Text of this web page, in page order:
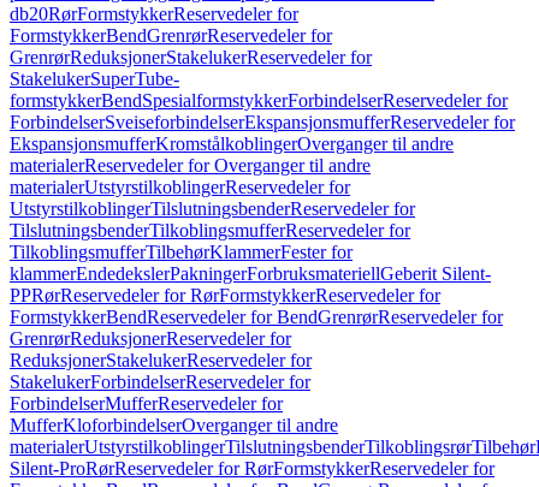
db20RørFormstykkerReservedeler for
FormstykkerBendGrenrørReservedeler for
GrenrørReduksjonerStakelukerReservedeler for
StakelukerSuperTube-
formstykkerBendSpesialformstykkerForbindelserReservedeler for
ForbindelserSveiseforbindelserEkspansjonsmufferReservedeler for
EkspansjonsmufferKromstålkoblingerOverganger til andre
materialerReservedeler for Overganger til andre
materialerUtstyrstilkoblingerReservedeler for
UtstyrstilkoblingerTilslutningsbenderReservedeler for
TilslutningsbenderTilkoblingsmufferReservedeler for
TilkoblingsmufferTilbehørKlammerFester for
klammerEndedekslerPakningerForbruksmateriellGeberit Silent-
PPRørReservedeler for RørFormstykkerReservedeler for
FormstykkerBendReservedeler for BendGrenrørReservedeler for
GrenrørReduksjonerReservedeler for
ReduksjonerStakelukerReservedeler for
StakelukerForbindelserReservedeler for
ForbindelserMufferReservedeler for
MufferKloforbindelserOverganger til andre
materialerUtstyrstilkoblingerTilslutningsbenderTilkoblingsrørTilbehør
Silent-ProRørReservedeler for RørFormstykkerReservedeler for